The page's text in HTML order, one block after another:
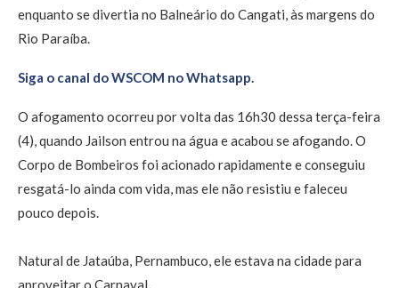
enquanto se divertia no Balneário do Cangati, às margens do
Rio Paraíba.
Siga o canal do WSCOM no Whatsapp.
O afogamento ocorreu por volta das 16h30 dessa terça-feira
(4), quando Jailson entrou na água e acabou se afogando. O
Corpo de Bombeiros foi acionado rapidamente e conseguiu
resgatá-lo ainda com vida, mas ele não resistiu e faleceu
pouco depois.
Natural de Jataúba, Pernambuco, ele estava na cidade para
aproveitar o Carnaval.